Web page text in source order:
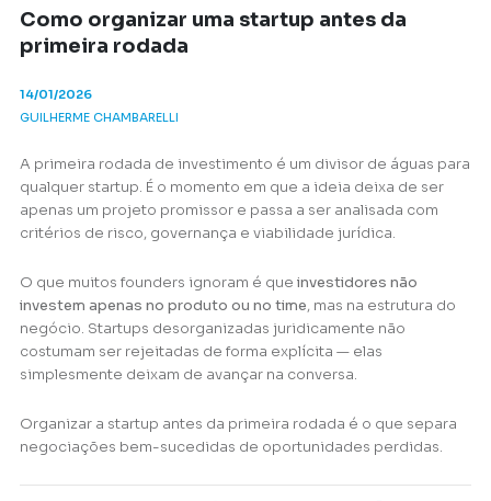
Como organizar uma startup antes da
primeira rodada
14/01/2026
GUILHERME CHAMBARELLI
A primeira rodada de investimento é um divisor de águas para
qualquer startup. É o momento em que a ideia deixa de ser
apenas um projeto promissor e passa a ser analisada com
critérios de risco, governança e viabilidade jurídica.
O que muitos founders ignoram é que investidores não
investem apenas no produto ou no time, mas na estrutura do
negócio. Startups desorganizadas juridicamente não
costumam ser rejeitadas de forma explícita — elas
simplesmente deixam de avançar na conversa.
Organizar a startup antes da primeira rodada é o que separa
negociações bem-sucedidas de oportunidades perdidas.